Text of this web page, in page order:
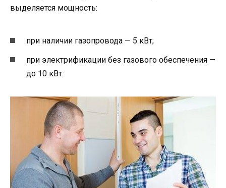
выделяется мощность:
при наличии газопровода — 5 кВт;
при электрификации без газового обеспечения —
до 10 кВт.